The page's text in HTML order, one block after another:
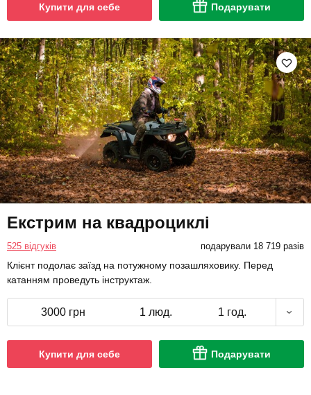
Купити для себе Подарувати
Екстрим на квадроциклі
525 відгуків подарували 18 719 разів
Клієнт подолає заїзд на потужному позашляховику. Перед
катанням проведуть інструктаж.
3000 грн 1 люд. 1 год.
Купити для себе Подарувати